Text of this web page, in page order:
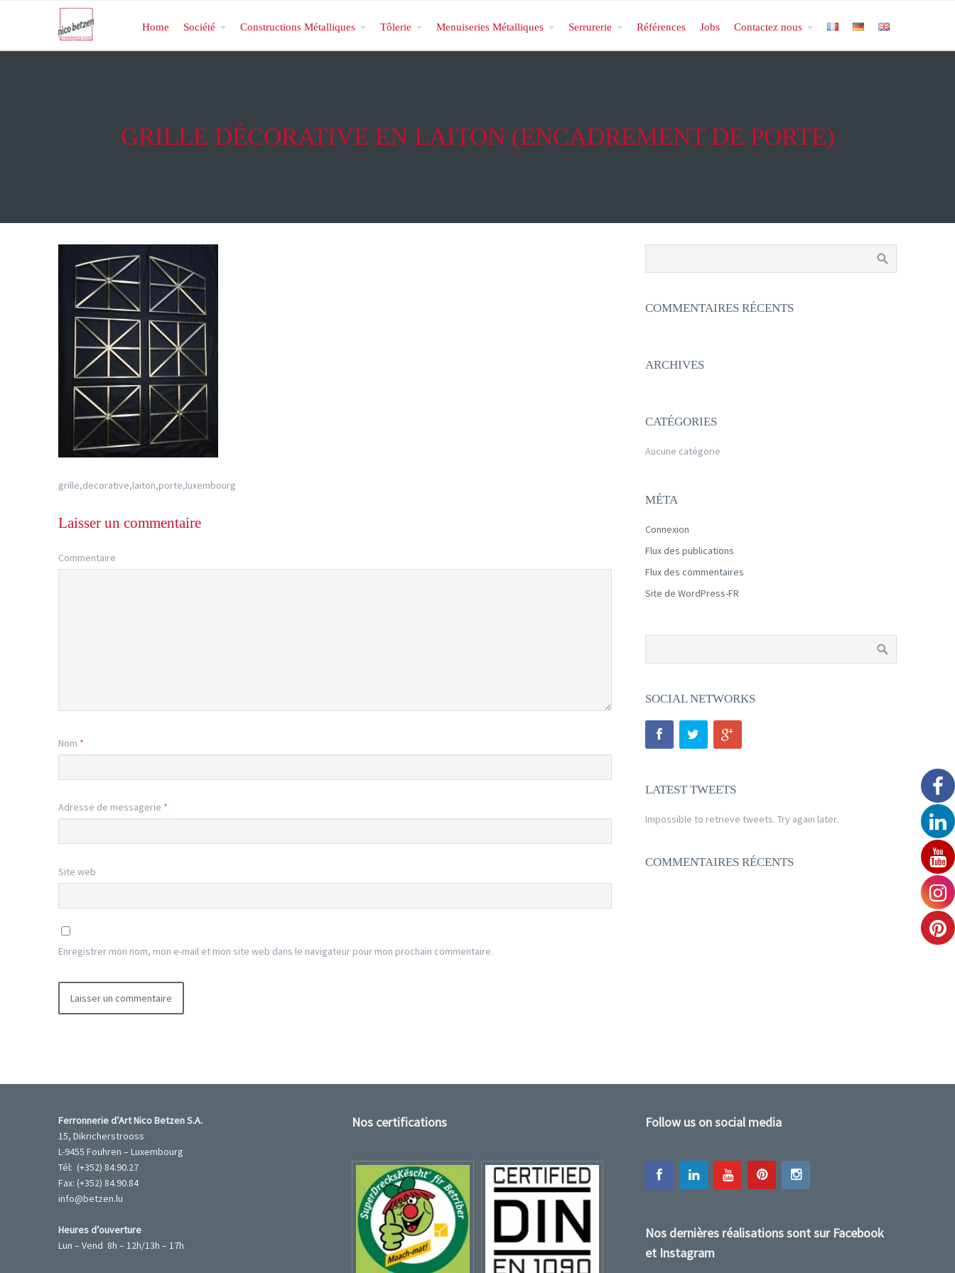
Home Société Constructions Métalliques Tôlerie Menuiseries Métalliques Serrurerie Références Jobs Contactez nous
GRILLE DÉCORATIVE EN LAITON (ENCADREMENT DE PORTE)
grille,decorative,laiton,porte,luxembourg
Laisser un commentaire
Commentaire
Nom *
Adresse de messagerie *
Site web
Enregistrer mon nom, mon e-mail et mon site web dans le navigateur pour mon prochain commentaire.
COMMENTAIRES RÉCENTS
ARCHIVES
CATÉGORIES
Aucune catégorie
MÉTA
Connexion
Flux des publications
Flux des commentaires
Site de WordPress-FR
SOCIAL NETWORKS
LATEST TWEETS
Impossible to retrieve tweets. Try again later.
COMMENTAIRES RÉCENTS
Ferronnerie d’Art Nico Betzen S.A.
15, Dikricherstrooss
L-9455 Fouhren – Luxembourg
Tél: (+352) 84.90.27
Fax: (+352) 84.90.84
info@betzen.lu
Heures d’ouverture
Lun – Vend 8h – 12h/13h – 17h
Nos certifications Follow us on social media
Nos dernières réalisations sont sur Facebook
et Instagram